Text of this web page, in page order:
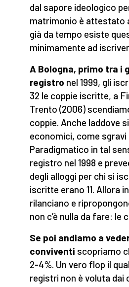
dal sapore ideologico
matrimonio è attestato
già da tempo esiste
minimamente ad
A Bologna, primo tra i
registro nel 1999, gli
32 le coppie iscritte, a
Trento (2006)
coppie. Anche laddove
economici, come
Paradigmatico in tal
registro nel 1998 e
degli alloggi per chi si
iscritte erano 11. Allora
rilanciano e
non c’è nulla da fare:
Se poi andiamo a
conviventi scopriamo
2-4%. Un vero flop il
registri non è voluta dai